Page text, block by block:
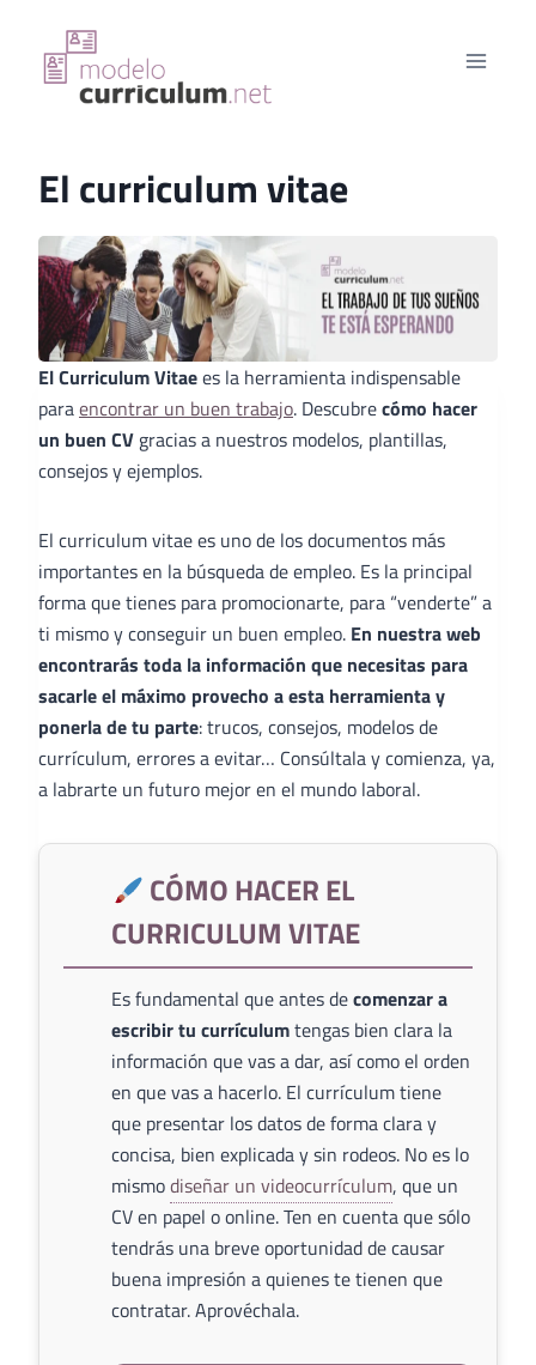
contenido
El curriculum vitae
El Curriculum Vitaees la herramienta indispensable
paraencontrar un buen trabajo. Descubrecómo hacer
un buen CV gracias a nuestros modelos, plantillas,
consejos y ejemplos.
El curriculum vitae es uno de los documentos más
importantes en la búsqueda de empleo. Es la principal
forma que tienes para promocionarte, para “venderte” a
ti mismo y conseguir un buen empleo. En nuestra web
encontrarás toda la información que necesitas para
sacarle el máximo provecho a esta herramienta y
ponerla de tu parte: trucos, consejos, modelos de
currículum, errores a evitar… Consúltala y comienza, ya,
a labrarte un futuro mejor en el mundo laboral.
CÓMO HACER EL
CURRICULUM VITAE
Es fundamental que antes decomenzar a
escribir tu currículumtengas bien clara la
información que vas a dar, así como el orden
en que vas a hacerlo. El currículum tiene
que presentar los datos de forma clara y
concisa, bien explicada y sin rodeos. No es lo
mismodiseñar un videocurrículum, que un
CV en papel o online. Ten en cuenta que sólo
tendrás una breve oportunidad de causar
buena impresión a quienes te tienen que
contratar. Aprovéchala.